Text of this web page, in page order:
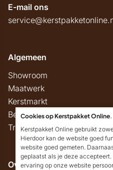
E-mail ons
Algemeen
Showroom
Maatwerk
Kerstmarkt
Belastingregels
Track & Trace
Overig
Cookies op Kerstpakket Online.
Kerstpakket Online gebruikt
Hierdoor kan de website goed
website goed gemeten.
geplaatst als je deze
ervaring op onze website